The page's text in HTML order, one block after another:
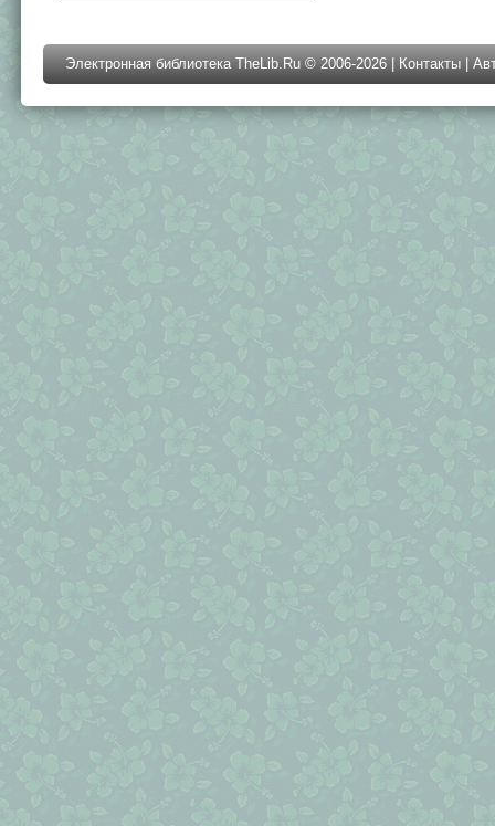
Электронная библиотека TheLib.Ru © 2006-2026 | Контакты |